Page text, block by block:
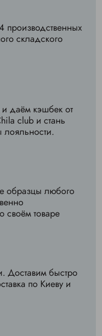
производственных
складского
даём кэшбек от
club и стань
лояльности.
образцы любого
своём товаре
Доставим быстро
по Киеву и